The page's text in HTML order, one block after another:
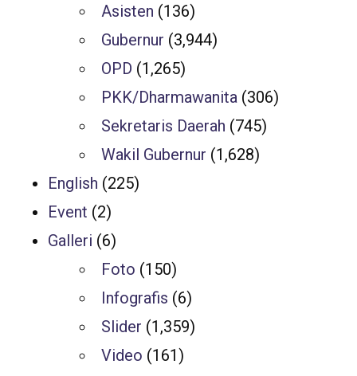
Asisten (136)
Gubernur (3,944)
OPD (1,265)
PKK/Dharmawanita (306)
Sekretaris Daerah (745)
Wakil Gubernur (1,628)
English (225)
Event (2)
Galleri (6)
Foto (150)
Infografis (6)
Slider (1,359)
Video (161)